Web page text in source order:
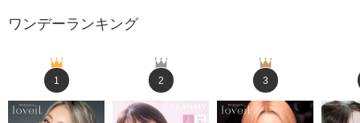
ワンデーランキング
1 2 3